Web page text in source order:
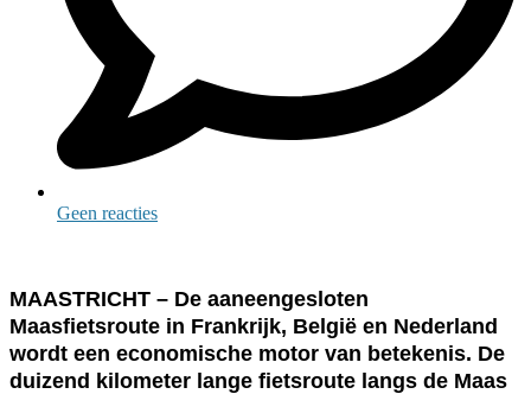
Geen reacties
MAASTRICHT – De aaneengesloten
Maasfietsroute in Frankrijk, België en Nederland
wordt een economische motor van betekenis. De
duizend kilometer lange fietsroute langs de Maas